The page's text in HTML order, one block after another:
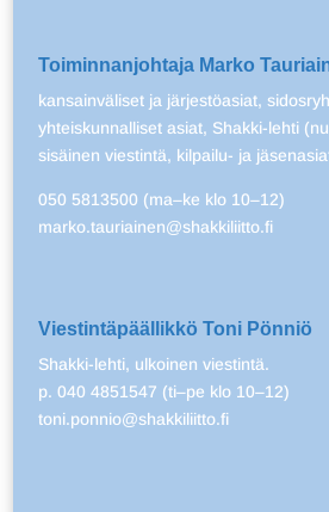
Toiminnanjohtaja Marko
kansainväliset ja järjestöasiat,
yhteiskunnalliset asiat, Shakki-lehti
sisäinen viestintä, kilpailu- ja
050 5813500 (ma–ke klo 10–12)
marko.tauriainen@shakkiliitto.fi
Viestintäpäällikkö Toni Pönniö
Shakki-lehti, ulkoinen viestintä.
p. 040 4851547 (ti–pe klo 10–12)
toni.ponnio@shakkiliitto.fi